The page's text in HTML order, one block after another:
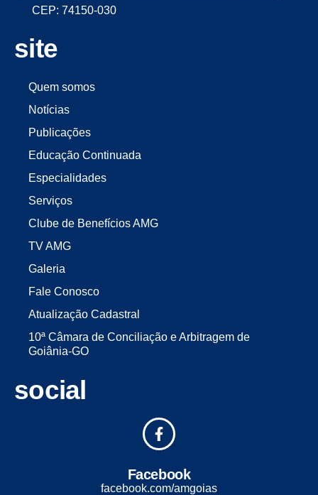
CEP: 74150-030
site
Quem somos
Notícias
Publicações
Educação Continuada
Especialidades
Serviços
Clube de Benefícios AMG
TV AMG
Galeria
Fale Conosco
Atualização Cadastral
10ª Câmara de Conciliação e Arbitragem de
Goiânia-GO
social
Facebook
facebook.com/amgoias